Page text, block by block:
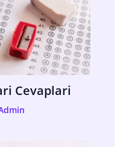
Cevaplari